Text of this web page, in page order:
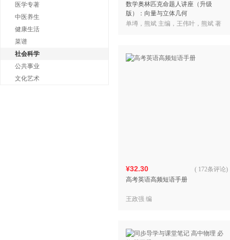
医学专著
中医养生
健康生活
菜谱
社会科学
公共事业
文化艺术
数学奥林匹克命题人讲座（升级
版）：向量与立体几何
单墫，熊斌 主编，王伟叶，熊斌 著
¥32.30
高考英语高频短语手册
( 172条评论)
王政强 编